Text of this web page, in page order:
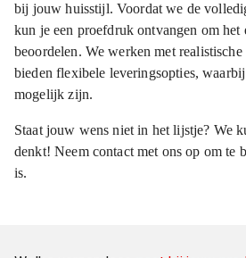
bij jouw huisstijl. Voordat we de
kun je een proefdruk ontvangen om het
beoordelen. We werken met
bieden flexibele leveringsopties,
mogelijk zijn.
Staat jouw wens niet in het lijstje? We
denkt! Neem contact met ons op om te
is.